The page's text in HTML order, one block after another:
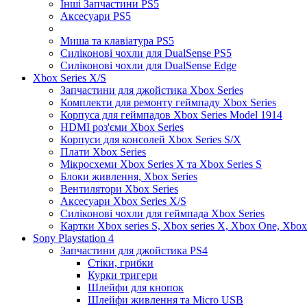
Інші Запчастини PS5
Аксесуари PS5
Миша та клавіатура PS5
Силіконові чохли для DualSense PS5
Силіконові чохли для DualSense Edge
Xbox Series X/S
Запчастини для джойстика Xbox Series
Комплекти для ремонту геймпаду Xbox Series
Корпуса для геймпадов Xbox Series Model 1914
HDMI роз'єми Xbox Series
Корпуси для консолей Xbox Series S/X
Плати Xbox Series
Мікросхеми Xbox Series X та Xbox Series S
Блоки живлення, Xbox Series
Вентилятори Xbox Series
Аксесуари Xbox Series X/S
Силіконові чохли для геймпада Xbox Series
Картки Xbox series S, Xbox series X, Xbox One,
Sony Playstation 4
Запчастини для джойстика PS4
Стіки, грибки
Курки тригери
Шлейфи для кнопок
Шлейфи живлення та Micro USB